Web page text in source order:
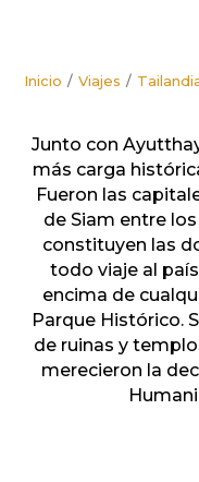
Inicio Viajes
Junto con
más carga
Fueron las
de Siam entre
constituyen las
todo viaje al
encima de
Parque Histórico.
de ruinas y
merecieron la